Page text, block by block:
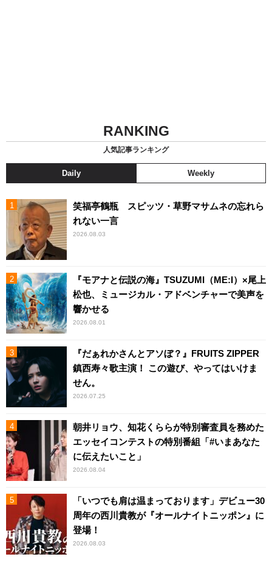
RANKING
人気記事ランキング
Daily Weekly
笑福亭鶴瓶 スピッツ・草野マサムネの忘れら
れない一言
2026.08.03
『モアナと伝説の海』TSUZUMI（ME:I）×尾上
松也、ミュージカル・アドベンチャーで美声を
響かせる
2026.08.01
『だぁれかさんとアソぼ？』FRUITS ZIPPER
鎮西寿々歌主演！ この遊び、やってはいけま
せん。
2026.07.25
朝井リョウ、知花くららが特別審査員を務めた
エッセイコンテストの特別番組「#いまあなた
に伝えたいこと」
2026.08.04
「いつでも肩は温まっております」デビュー30
周年の西川貴教が『オールナイトニッポン』に
登場！
2026.08.03